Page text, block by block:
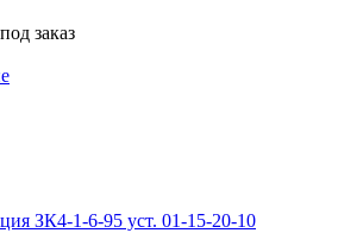
заказ
ЗК4-1-6-95 уст. 01-15-20-10